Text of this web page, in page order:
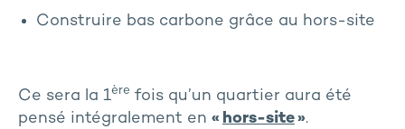
Construire bas carbone grâce au hors-site
Ce sera la 1ère fois qu’un quartier aura été
pensé intégralement en « hors-site».